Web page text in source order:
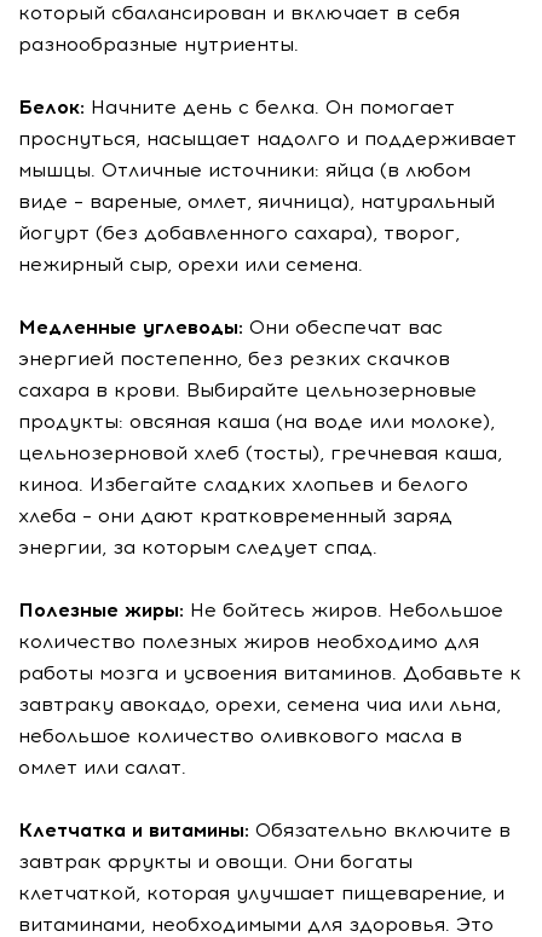
который сбалансирован и включает в себя
разнообразные нутриенты.
Белок: Начните день с белка. Он помогает
проснуться, насыщает надолго и поддерживает
мышцы. Отличные источники: яйца (в любом
виде – вареные, омлет, яичница), натуральный
йогурт (без добавленного сахара), творог,
нежирный сыр, орехи или семена.
Медленные углеводы: Они обеспечат вас
энергией постепенно, без резких скачков
сахара в крови. Выбирайте цельнозерновые
продукты: овсяная каша (на воде или молоке),
цельнозерновой хлеб (тосты), гречневая каша,
киноа. Избегайте сладких хлопьев и белого
хлеба – они дают кратковременный заряд
энергии, за которым следует спад.
Полезные жиры: Не бойтесь жиров. Небольшое
количество полезных жиров необходимо для
работы мозга и усвоения витаминов. Добавьте к
завтраку авокадо, орехи, семена чиа или льна,
небольшое количество оливкового масла в
омлет или салат.
Клетчатка и витамины: Обязательно включите в
завтрак фрукты и овощи. Они богаты
клетчаткой, которая улучшает пищеварение, и
витаминами, необходимыми для здоровья. Это